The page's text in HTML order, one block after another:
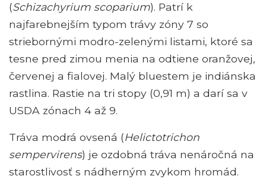
(Schizachyrium scoparium). Patrí k
najfarebnejším typom trávy zóny 7 so
striebornými modro-zelenými listami, ktoré sa
tesne pred zimou menia na odtiene oranžovej,
červenej a fialovej. Malý bluestem je indiánska
rastlina. Rastie na tri stopy (0,91 m) a darí sa v
USDA zónach 4 až 9.
Tráva modrá ovsená (Helictotrichon
sempervirens) je ozdobná tráva nenáročná na
starostlivosť s nádherným zvykom hromád.